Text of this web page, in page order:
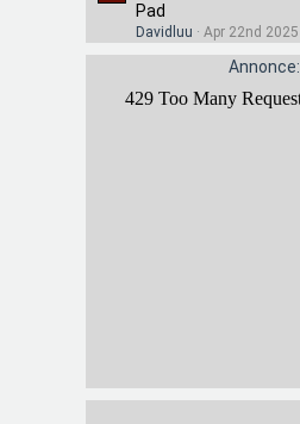
Pad
Davidluu Apr 22nd 2025
Annonce: